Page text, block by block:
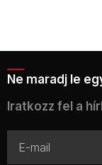
Ne maradj le
Iratkozz fel a